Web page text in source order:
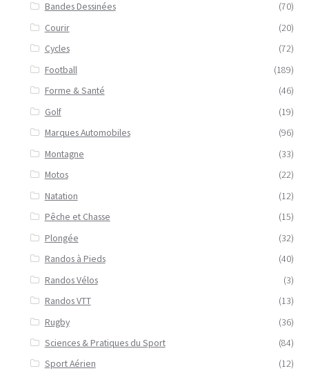
Bandes Dessinées
(70)
Courir
(20)
Cycles
(72)
Football
(189)
Forme & Santé
(46)
Golf
(19)
Marques Automobiles
(96)
Montagne
(33)
Motos
(22)
Natation
(12)
Pêche et Chasse
(15)
Plongée
(32)
Randos à Pieds
(40)
Randos Vélos
(3)
Randos VTT
(13)
Rugby
(36)
Sciences & Pratiques du Sport
(84)
Sport Aérien
(12)